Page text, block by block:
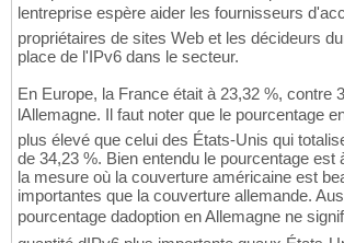
lentreprise espère aider les fournisseurs
propriétaires de sites Web et les décideurs
place de l'IPv6 dans le secteur.
En Europe, la France était à 23,32 %, contre
lAllemagne. Il faut noter que le pourcentage
plus élevé que celui des États-Unis qui
de 34,23 %. Bien entendu le pourcentage est
la mesure où la couverture américaine est
importantes que la couverture allemande.
pourcentage dadoption en Allemagne ne